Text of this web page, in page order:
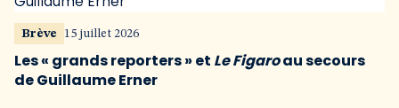
Brève 15 juillet 2026
Les « grands reporters » et Le Figaroau secours
de Guillaume Erner